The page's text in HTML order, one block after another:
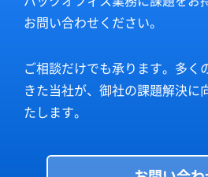
お問い合わせください。
ご相談だけでも承ります。多く
きた当社が、御社の課題解決に
たします。